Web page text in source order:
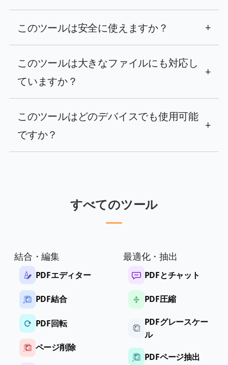
このツールは安全に使えますか？ +
このツールは大きなファイルにも対応し
ていますか？
+
このツールはどのデバイスでも使用可能
ですか？
+
すべてのツール
結合・編集
PDFエディター
PDF結合
PDF回転
ページ削除
最適化・抽出
PDFとチャット
PDF圧縮
PDFグレースケー
ル
PDFページ抽出